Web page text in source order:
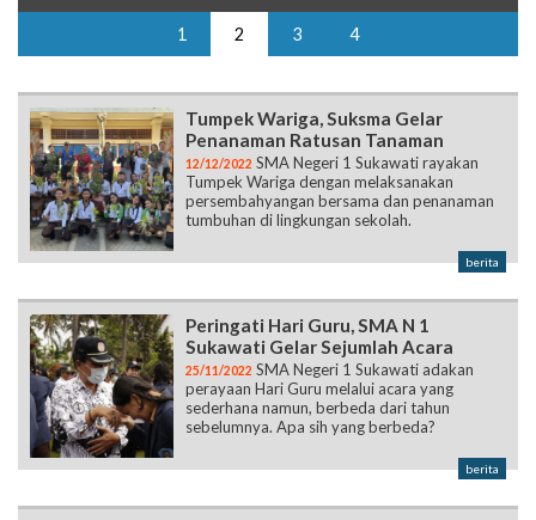
1 2 3 4
Tumpek Wariga, Suksma Gelar
Penanaman Ratusan Tanaman
12/12/2022 SMA Negeri 1 Sukawati rayakan
Tumpek Wariga dengan melaksanakan
persembahyangan bersama dan penanaman
tumbuhan di lingkungan sekolah.
berita
Peringati Hari Guru, SMA N 1
Sukawati Gelar Sejumlah Acara
25/11/2022 SMA Negeri 1 Sukawati adakan
perayaan Hari Guru melalui acara yang
sederhana namun, berbeda dari tahun
sebelumnya. Apa sih yang berbeda?
berita